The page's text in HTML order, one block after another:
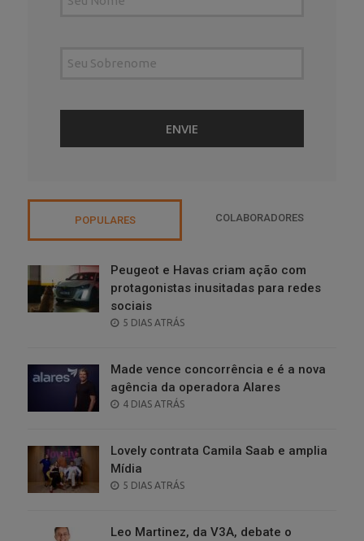
POPULARES COLABORADORES
Peugeot e Havas criam ação com
protagonistas inusitadas para redes
sociais
POSTED
5 DIAS ATRÁS
Made vence concorrência e é a nova
agência da operadora Alares
POSTED
4 DIAS ATRÁS
Lovely contrata Camila Saab e amplia
Mídia
POSTED
5 DIAS ATRÁS
Leo Martinez, da V3A, debate o